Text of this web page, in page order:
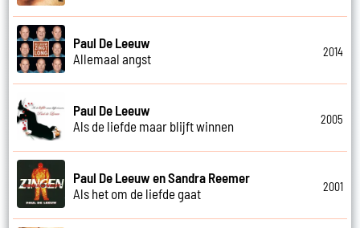
Paul De Leeuw
Allemaal angst
2014
Paul De Leeuw
Als de liefde maar blijft winnen
2005
Paul De Leeuw en Sandra Reemer
Als het om de liefde gaat
2001